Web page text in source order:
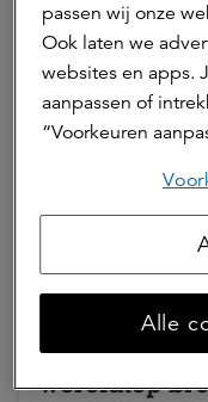
Nationaal
industriële
wereldtop
passen wij onze
Ook laten we
websites en apps.
aanpassen of
“Voorkeuren
Alle